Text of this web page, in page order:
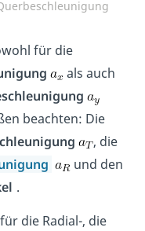
für die
als auch
beachten: Die
, die
und den
.
die Radial-, die